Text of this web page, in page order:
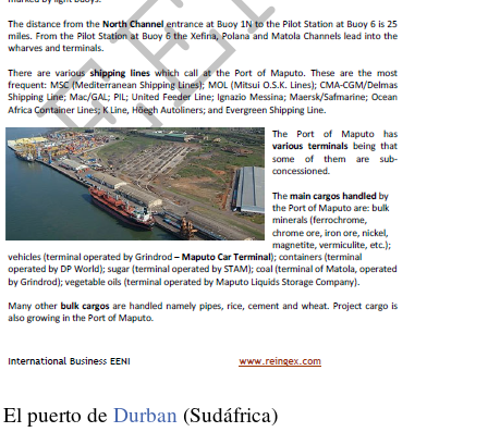
El puerto de Durban (Sudáfrica)